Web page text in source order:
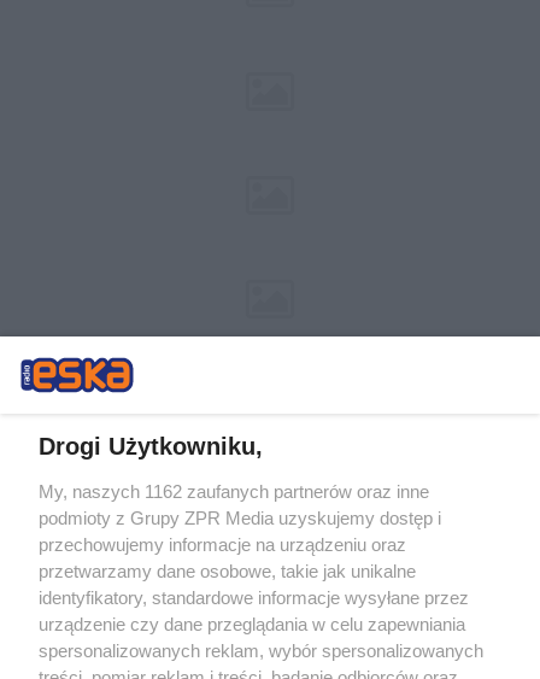
Żaden utwór zamieszczony w serwisie nie może być powielany i
rozpowszechniany lub dalej rozpowszechniany w jakikolwiek sposób (w
tym także elektroniczny lub mechaniczny) na jakimkolwiek polu
eksploatacji w jakiejkolwiek formie, włącznie z umieszczaniem w
Internecie bez pisemnej zgody właściciela praw. Jakiekolwiek użycie lub
wykorzystanie utworów w całości lub w części z naruszeniem prawa,
tzn. bez właściwej zgody, jest zabronione pod groźbą kary i może być
ścigane prawnie.
Drogi Użytkowniku,
My, naszych 1162 zaufanych partnerów oraz inne
podmioty z Grupy ZPR Media uzyskujemy dostęp i
przechowujemy informacje na urządzeniu oraz
przetwarzamy dane osobowe, takie jak unikalne
identyfikatory, standardowe informacje wysyłane przez
urządzenie czy dane przeglądania w celu zapewniania
spersonalizowanych reklam, wybór spersonalizowanych